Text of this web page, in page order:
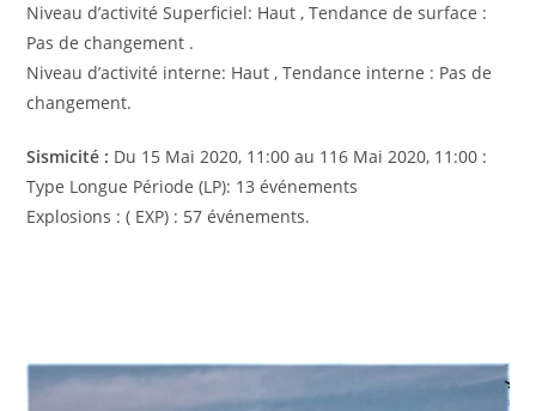
Niveau d’activité Superficiel: Haut , Tendance de surface :
Pas de changement .
Niveau d’activité interne: Haut , Tendance interne : Pas de
changement.
Sismicité : Du 15 Mai 2020, 11:00 au 116 Mai 2020, 11:00 :
Type Longue Période (LP): 13 événements
Explosions : ( EXP) : 57 événements.